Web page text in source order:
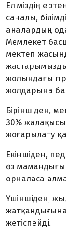
Еліміздің
саналы,
аналардың
Мемлекет
мектеп
жолындағы
жолдарына
Біріншіден,
30%
жоғарылату
Екіншіден,
өз мамандығы
орналаса
Үшіншіден,
жетіспейді.